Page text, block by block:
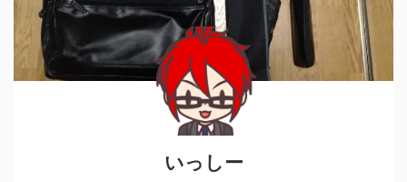
いっしー